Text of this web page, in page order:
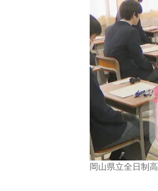
岡山県立全日制